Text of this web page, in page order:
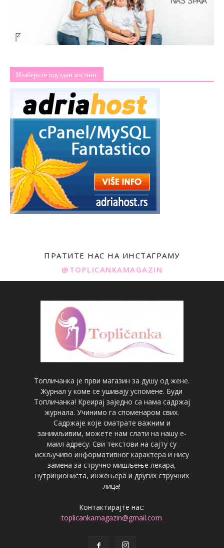
Изаберите поуздан хостинг
ПРАТИТЕ НАС НА ИНСТАГРАМУ
@TOPLICANKAMAGAZIN
Топличанка је први магазин за душу од жене.
Журнал у коме се ушивају успомене. Буди
Топличанка! Креирај заједно са нама садржај
журнала. Учинимо га споменаром свих.
Садржаје које сматрате важним и
занимљивим, можете нам слати на нашу е-
маил адресу. Сви текстови на сајту су
искључиво информативног карактера и нису
замена за стручно мишљење лекара,
нутрициониста, инжењера и других стручних
лица!
Контактирајте нас:
toplicankamagazin@gmail.com